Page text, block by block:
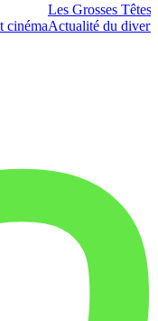
cinéma
Les Grosses Têtes
Actualité du